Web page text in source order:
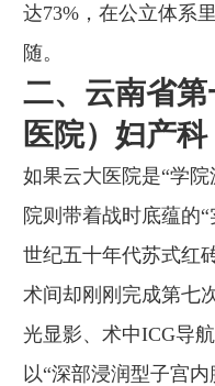
达73%，在公立体系
随。
二、云南省
医院）妇产科
如果云大医院是“学
院则带着战时底蕴的
世纪五十年代苏式红
术间却刚刚完成第七
光显影、术中ICG导
以“深部浸润型子宫